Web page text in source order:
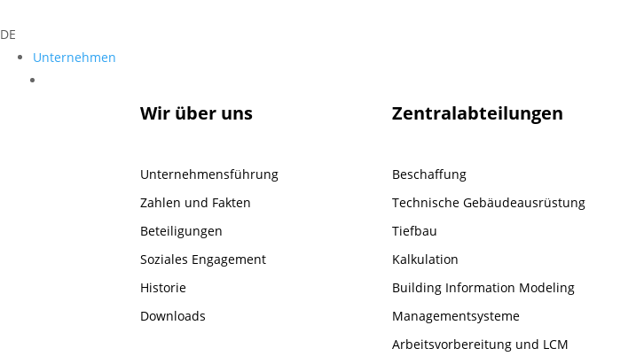
DE
Unternehmen
Wir über uns Zentralabteilungen
Unternehmensführung
Zahlen und Fakten
Beteiligungen
Soziales Engagement
Historie
Downloads
Beschaffung
Technische Gebäudeausrüstung
Tiefbau
Kalkulation
Building Information Modeling
Managementsysteme
Arbeitsvorbereitung und LCM